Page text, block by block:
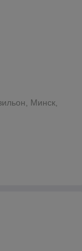
Минск,